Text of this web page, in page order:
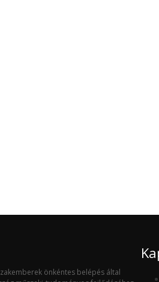
önkéntes belépés által